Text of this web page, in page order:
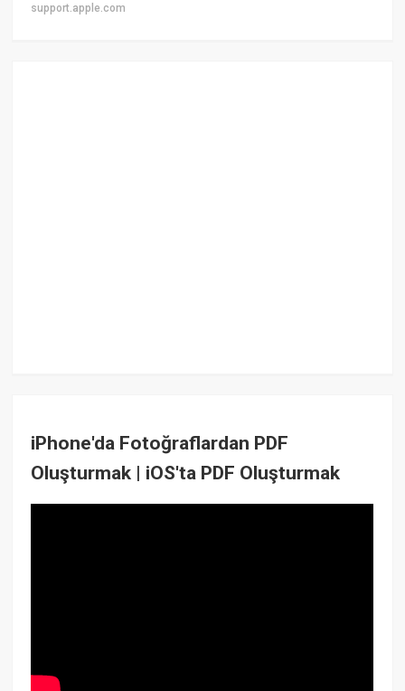
support.apple.com
iPhone'da Fotoğraflardan PDF
Oluşturmak | iOS'ta PDF Oluşturmak